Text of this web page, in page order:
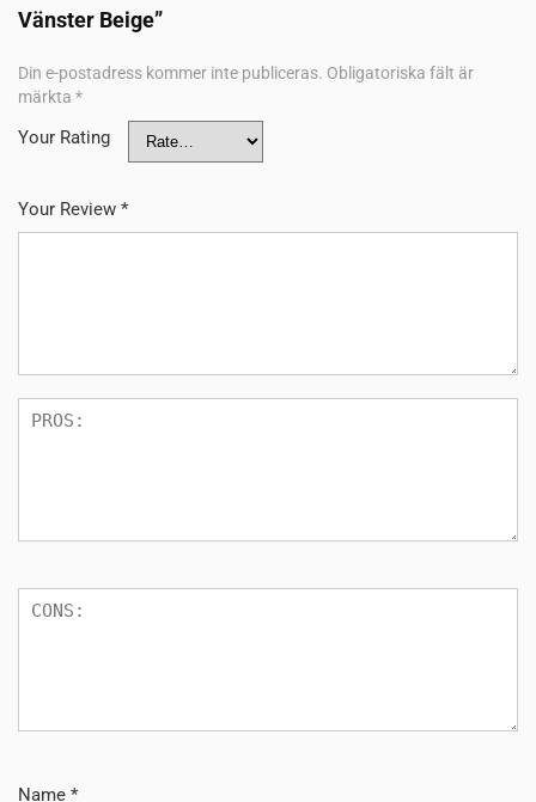
Vänster Beige”
Din e-postadress kommer inte publiceras. Obligatoriska fält är
märkta *
Your Rating
Your Review *
Name *